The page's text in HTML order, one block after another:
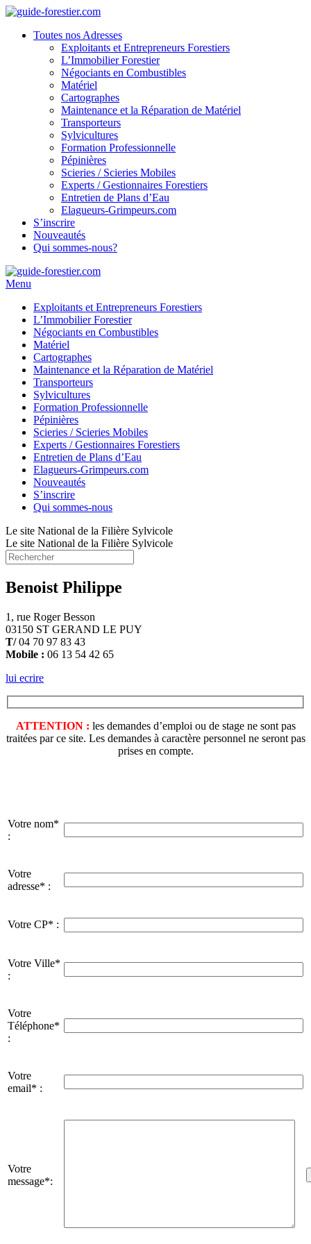
Toutes nos Adresses
Exploitants et Entrepreneurs Forestiers
L’Immobilier Forestier
Négociants en Combustibles
Matériel
Cartographes
Maintenance et la Réparation de Matériel
Transporteurs
Sylvicultures
Formation Professionnelle
Pépinières
Scieries / Scieries Mobiles
Experts / Gestionnaires Forestiers
Entretien de Plans d’Eau
Elagueurs-Grimpeurs.com
S’inscrire
Nouveautés
Qui sommes-nous?
Menu
Exploitants et Entrepreneurs Forestiers
L’Immobilier Forestier
Négociants en Combustibles
Matériel
Cartographes
Maintenance et la Réparation de Matériel
Transporteurs
Sylvicultures
Formation Professionnelle
Pépinières
Scieries / Scieries Mobiles
Experts / Gestionnaires Forestiers
Entretien de Plans d’Eau
Elagueurs-Grimpeurs.com
Nouveautés
S’inscrire
Qui sommes-nous
Le site National de la Filière Sylvicole
Le site National de la Filière Sylvicole
Benoist Philippe
1, rue Roger Besson
03150 ST GERAND LE PUY
T/04 70 97 83 43
Mobile : 06 13 54 42 65
lui ecrire
ATTENTION : les demandes d’emploi ou de stage ne sont pas
traitées par ce site. Les demandes à caractère personnel ne seront pas
prises en compte.
Votre nom*
:
Votre
adresse* :
Votre CP* :
Votre Ville*
:
Votre
Téléphone*
:
Votre
email* :
Votre
message*: